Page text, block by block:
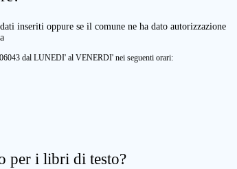
inseriti oppure se il comune ne ha dato autorizzazione
dal LUNEDI' al VENERDI' nei seguenti orari:
per i libri di testo?